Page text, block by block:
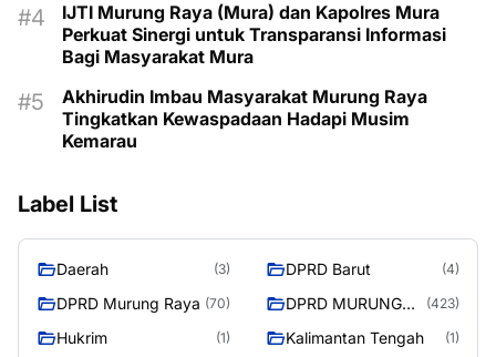
IJTI Murung Raya (Mura) dan Kapolres Mura
Perkuat Sinergi untuk Transparansi Informasi
Bagi Masyarakat Mura
Akhirudin Imbau Masyarakat Murung Raya
Tingkatkan Kewaspadaan Hadapi Musim
Kemarau
Label List
Daerah (3) DPRD Barut (4)
DPRD Murung Raya (70)
DPRD MURUNG
(423)
Hukrim (1) Kalimantan Tengah (1)